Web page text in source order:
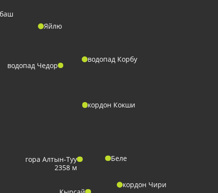
Яйлю
водопад Корбу
водопад Чедор
кордон Кокши
Беле
гора Алтын-Туу
2358 м
кордон Чири